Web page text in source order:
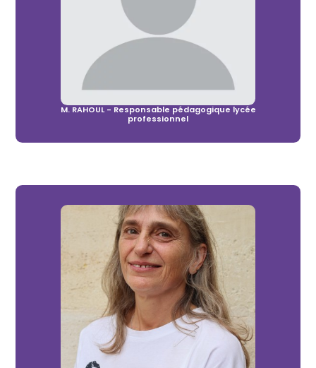
M. RAHOUL - Responsable pédagogique lycée
professionnel